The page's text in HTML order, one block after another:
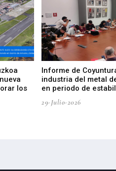
los
Informe de
industria del metal
en periodo de
29-Julio-2026